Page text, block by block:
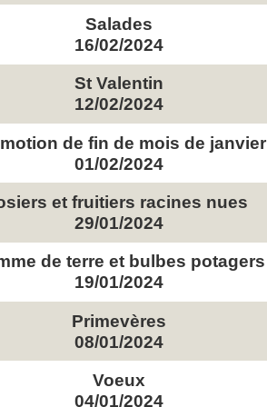
Salades
16/02/2024
St Valentin
12/02/2024
de fin de mois de janvier
01/02/2024
et fruitiers racines nues
29/01/2024
de terre et bulbes potagers
19/01/2024
Primevères
08/01/2024
Voeux
04/01/2024